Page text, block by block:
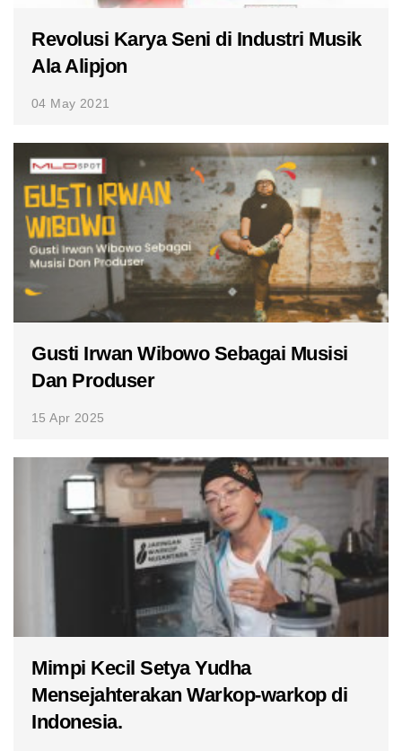
Revolusi Karya Seni di Industri Musik
Ala Alipjon
04 May 2021
Gusti Irwan Wibowo Sebagai Musisi
Dan Produser
15 Apr 2025
Mimpi Kecil Setya Yudha
Mensejahterakan Warkop-warkop di
Indonesia.